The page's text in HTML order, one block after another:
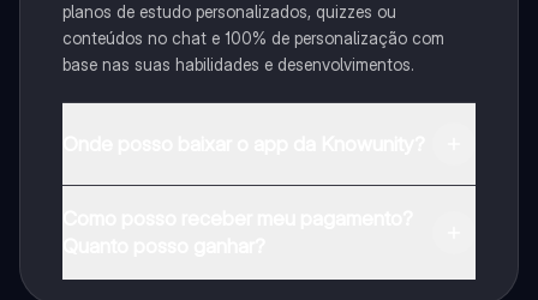
planos de estudo personalizados, quizzes ou
conteúdos no chat e 100% de personalização com
base nas suas habilidades e desenvolvimentos.